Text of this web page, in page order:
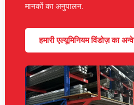
मानकों का अनुपालन.
हमारी एल्यूमिनियम विंडोज़ का